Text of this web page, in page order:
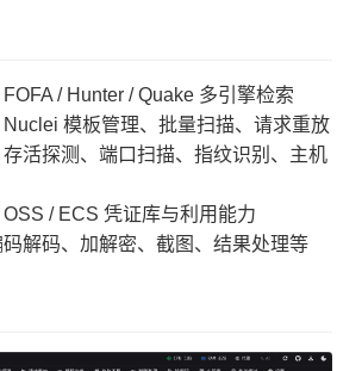
/ Hunter / Quake 多引擎检索
模板管理、批量扫描、请求重放
活探测、端口扫描、指纹识别、主机
/ ECS 凭证库与利用能力
解码、加解密、截图、结果处理等